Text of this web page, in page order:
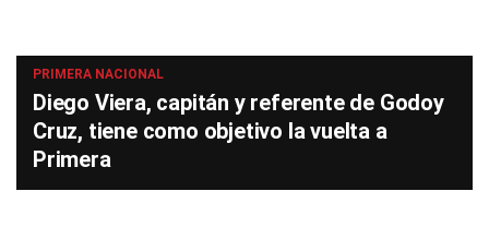
PRIMERA NACIONAL
Diego Viera, capitán y referente de Godoy
Cruz, tiene como objetivo la vuelta a
Primera